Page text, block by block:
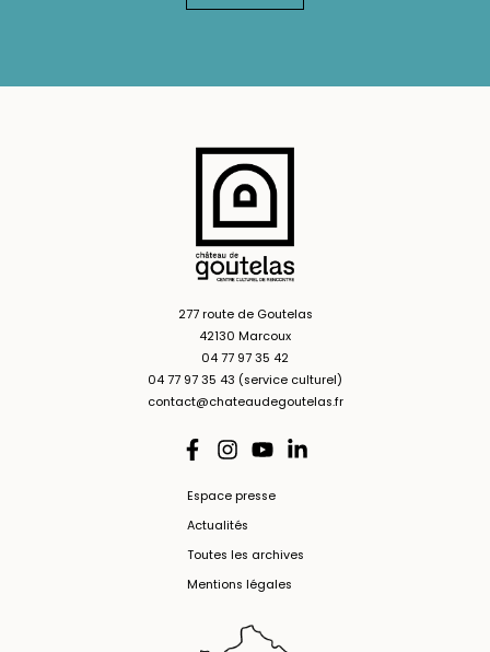
277 route de Goutelas
42130 Marcoux
04 77 97 35 42
04 77 97 35 43 (service culturel)
contact@chateaudegoutelas.fr
Espace presse
Actualités
Toutes les archives
Mentions légales